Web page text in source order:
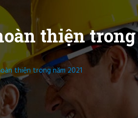
thiện trong
thiện trong năm 2021